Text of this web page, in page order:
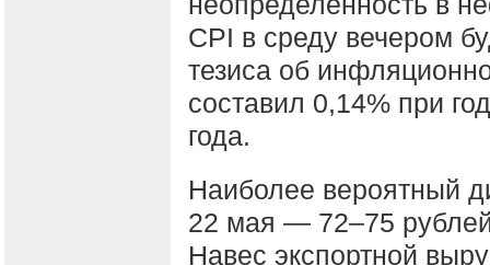
CPI в среду вечером
тезиса об
составил 0,14% при
года.
Наиболее вероятный
22 мая — 72–75
Навес экспортной